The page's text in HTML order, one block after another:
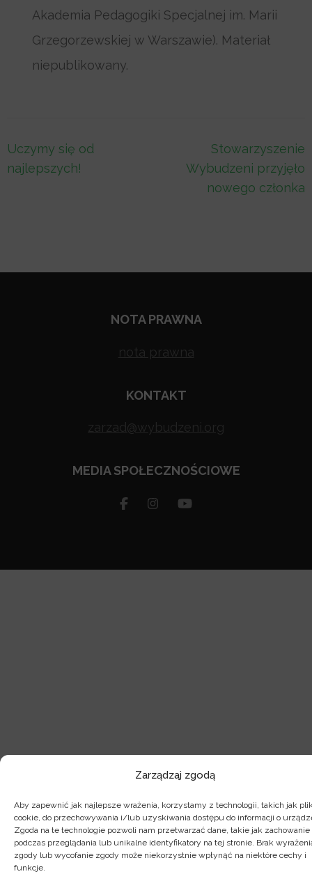
Zarządzaj zgodą
Aby zapewnić jak najlepsze wrażenia, korzystamy z technologii, takich jak
cookie, do przechowywania i/lub uzyskiwania dostępu do informacji o
Zgoda na te technologie pozwoli nam przetwarzać dane, takie jak zachowanie
podczas przeglądania lub unikalne identyfikatory na tej stronie. Brak
zgody lub wycofanie zgody może niekorzystnie wpłynąć na niektóre cechy i
funkcje.
Akademia Pedagogiki Specjalnej im. Marii
Grzegorzewskiej w Warszawie). Materiał
niepublikowany.
Nawigacja
wpisu
Uczymy się od
najlepszych!
Stowarzyszenie
Wybudzeni przyjęło
nowego członka
NOTA PRAWNA
nota prawna
KONTAKT
zarzad@wybudzeni.org
MEDIA SPOŁECZNOŚCIOWE